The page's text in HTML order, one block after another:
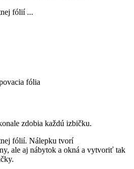
fólií ...
fólia
zdobia každú izbičku.
fólií. Nálepku tvorí
ale aj nábytok a okná a vytvoriť tak